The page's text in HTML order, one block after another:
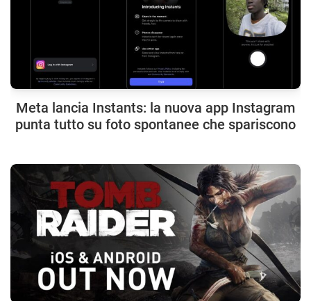
Meta lancia Instants: la nuova app Instagram
punta tutto su foto spontanee che spariscono